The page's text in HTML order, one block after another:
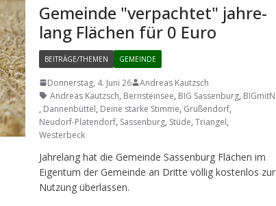
Gemeinde "ver­pach­tet" jah­re­
lang Flä­chen für 0 Euro
BEITRÄGE/THEMEN GEMEINDE
Donnerstag, 4. Juni 26
Andreas Kautzsch
Andreas Kautzsch, Bernsteinsee, BIG Sassenburg, BIGmitN
, Dannenbüttel, Deine starke Stimme, Grußendorf,
Neudorf-Platendorf, Sassenburg, Stüde, Triangel,
Westerbeck
Jah­re­lang hat die Gemeinde Sas­sen­burg Flä­chen im
Eigen­tum der Gemeinde an Dritte völ­lig kos­ten­los zur
Nut­zung überlassen.